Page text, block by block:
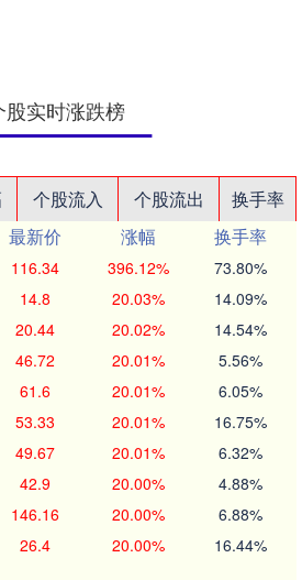
股实时涨跌榜
个股流入 个股流出
换手率
最新价 涨幅
换手率
116.34 396.12% 73.80%
14.8 20.03% 14.09%
20.44 20.02% 14.54%
46.72 20.01% 5.56%
61.6 20.01% 6.05%
53.33 20.01% 16.75%
49.67 20.01% 6.32%
42.9 20.00% 4.88%
146.16 20.00% 6.88%
26.4 20.00% 16.44%